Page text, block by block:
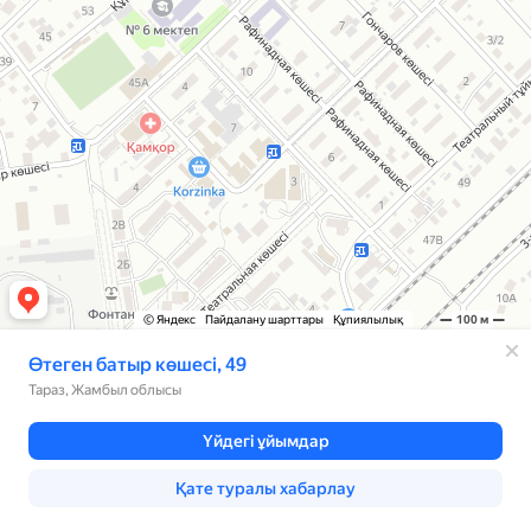
© Яндекс Пайдалану шарттары Құпиялылық 100 м
Өтеген батыр көшесі, 49
Тараз, Жамбыл облысы
Үйдегі ұйымдар
Қате туралы хабарлау